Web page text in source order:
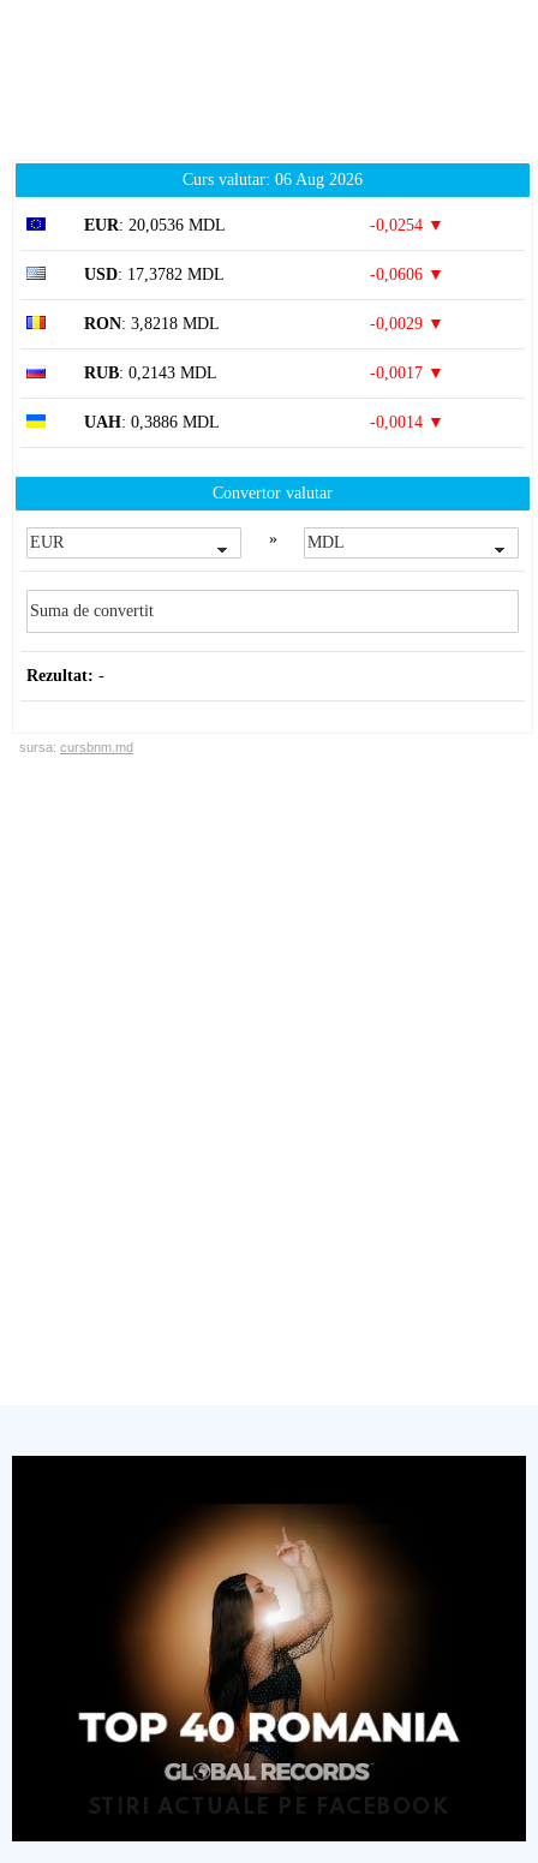
Curs valutar: 06 Aug 2026
EUR: 20,0536 MDL -0,0254 ▼
USD: 17,3782 MDL -0,0606 ▼
RON: 3,8218 MDL -0,0029 ▼
RUB: 0,2143 MDL -0,0017 ▼
UAH: 0,3886 MDL -0,0014 ▼
Convertor valutar
»
Rezultat: -
sursa: cursbnm.md
STIRI ACTUALE PE FACEBOOK